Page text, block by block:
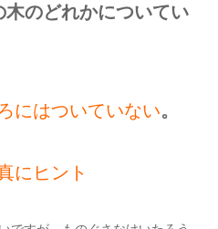
木のどれかについてい
にはついていない。
にヒント